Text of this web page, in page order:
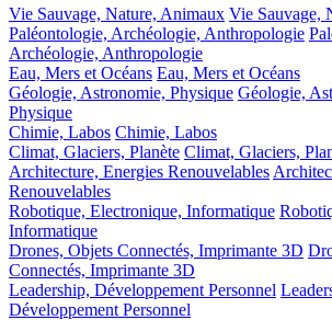
Vie Sauvage, Nature, Animaux Vie Sauvage,
Paléontologie, Archéologie, Anthropologie
Archéologie, Anthropologie
Eau, Mers et Océans Eau, Mers et Océans
Géologie, Astronomie, Physique Géologie,
Physique
Chimie, Labos Chimie, Labos
Climat, Glaciers, Planète Climat, Glaciers,
Architecture, Energies Renouvelables
Renouvelables
Robotique, Electronique, Informatique
Informatique
Drones, Objets Connectés, Imprimante 3D
Connectés, Imprimante 3D
Leadership, Développement Personnel
Développement Personnel